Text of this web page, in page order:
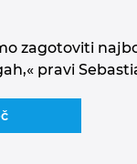
zagotoviti
pravi